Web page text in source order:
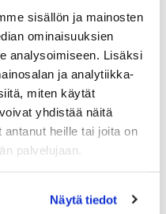
sisällön ja mainosten
ominaisuuksien
analysoimiseen. Lisäksi
ja analytiikka-
miten käytät
yhdistää näitä
heille tai joita on
palvelujaan.
Näytä tiedot